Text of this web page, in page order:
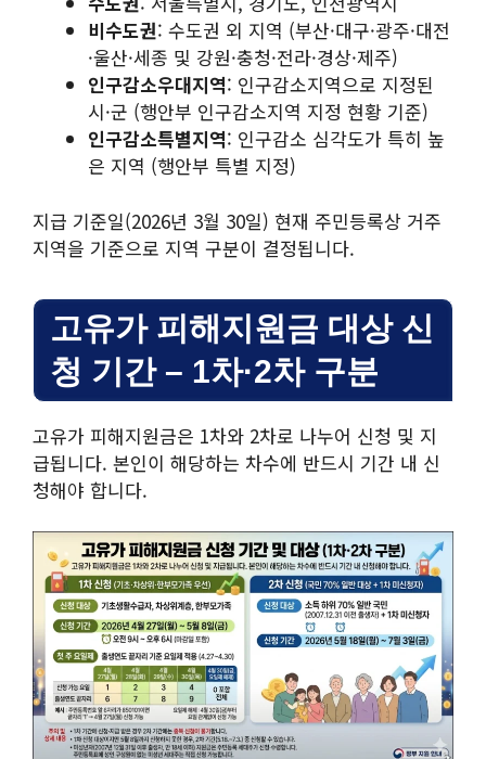
비수도권: 수도권 외 지역 (부산·대구·광주·대전
·울산·세종 및 강원·충청·전라·경상·제주)
인구감소우대지역: 인구감소지역으로 지정된
시·군 (행안부 인구감소지역 지정 현황 기준)
인구감소특별지역: 인구감소 심각도가 특히 높
은 지역 (행안부 특별 지정)
지급 기준일(2026년 3월 30일) 현재 주민등록상 거주
지역을 기준으로 지역 구분이 결정됩니다.
고유가 피해지원금 대상 신
청 기간 – 1차·2차 구분
고유가 피해지원금은 1차와 2차로 나누어 신청 및 지
급됩니다. 본인이 해당하는 차수에 반드시 기간 내 신
청해야 합니다.